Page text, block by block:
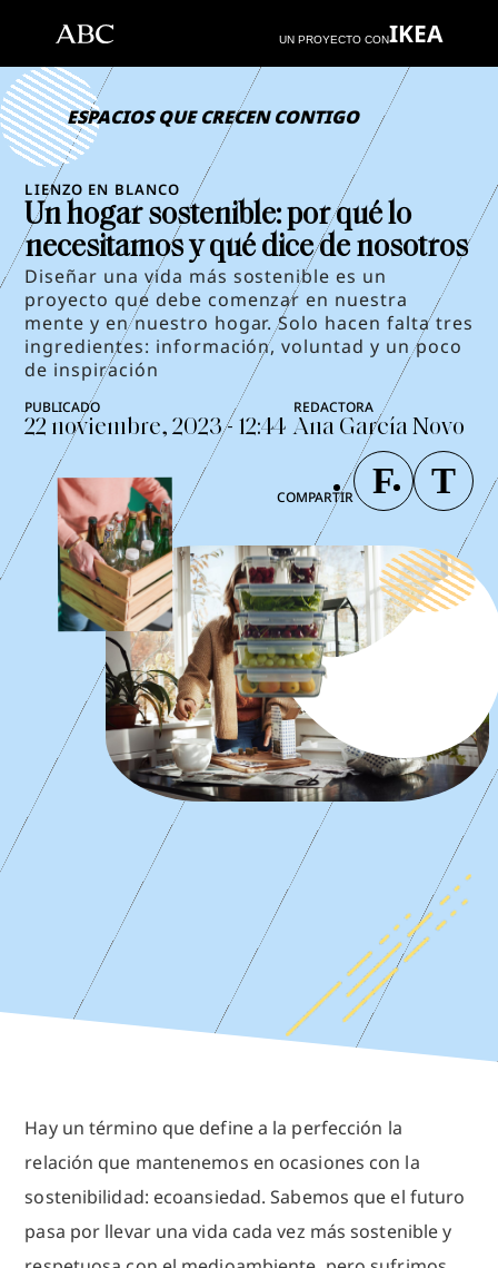
UN PROYECTO CONIKEA
ESPACIOS QUE CRECEN CONTIGO
LIENZO EN BLANCO
Un hogar sostenible: por qué lo
necesitamos y qué dice de nosotros
Diseñar una vida más sostenible es un
proyecto que debe comenzar en nuestra
mente y en nuestro hogar. Solo hacen falta tres
ingredientes: información, voluntad y un poco
de inspiración
Ana García Novo
22 noviembre, 2023 - 12:44
COMPARTIR
Hay un término que define a la perfección la
relación que mantenemos en ocasiones con la
sostenibilidad: ecoansiedad. Sabemos que el futuro
pasa por llevar una vida cada vez más sostenible y